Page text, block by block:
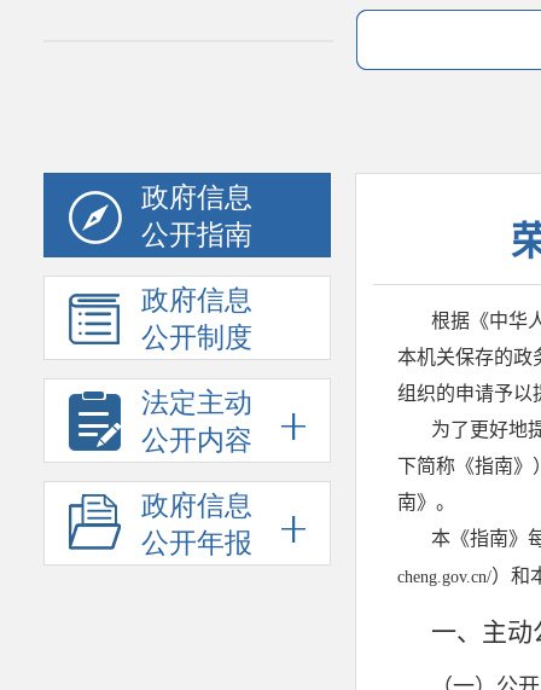
政府信息
公开指南
政府信息
公开制度
法定主动
公开内容
政府信息
公开年报